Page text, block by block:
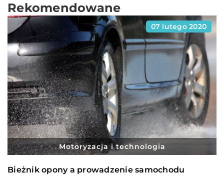
Rekomendowane
07 lutego 2020
Motoryzacja i technologia
Bieżnik opony a prowadzenie samochodu